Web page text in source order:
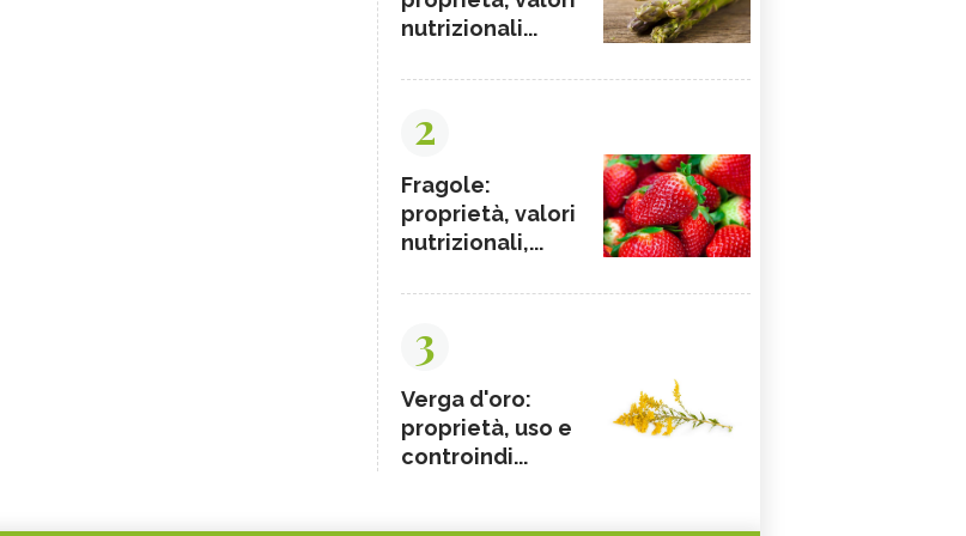
nutrizionali...
2
Fragole:
proprietà, valori
nutrizionali,...
3
Verga d'oro:
proprietà, uso e
controindi...